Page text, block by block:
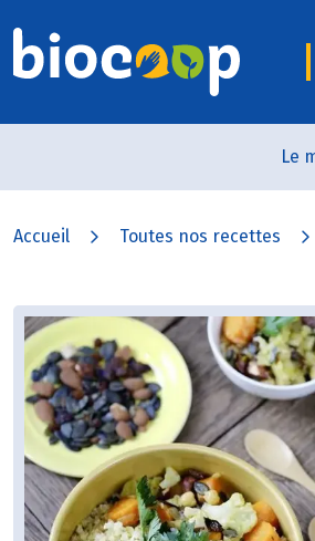
Le
Accueil Toutes nos recettes